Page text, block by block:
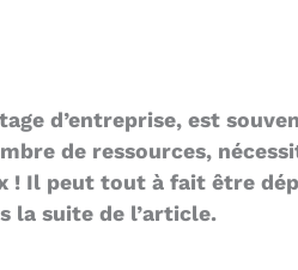
d’entreprise, est
de ressources,
! Il peut tout à fait être
la suite de l’article.